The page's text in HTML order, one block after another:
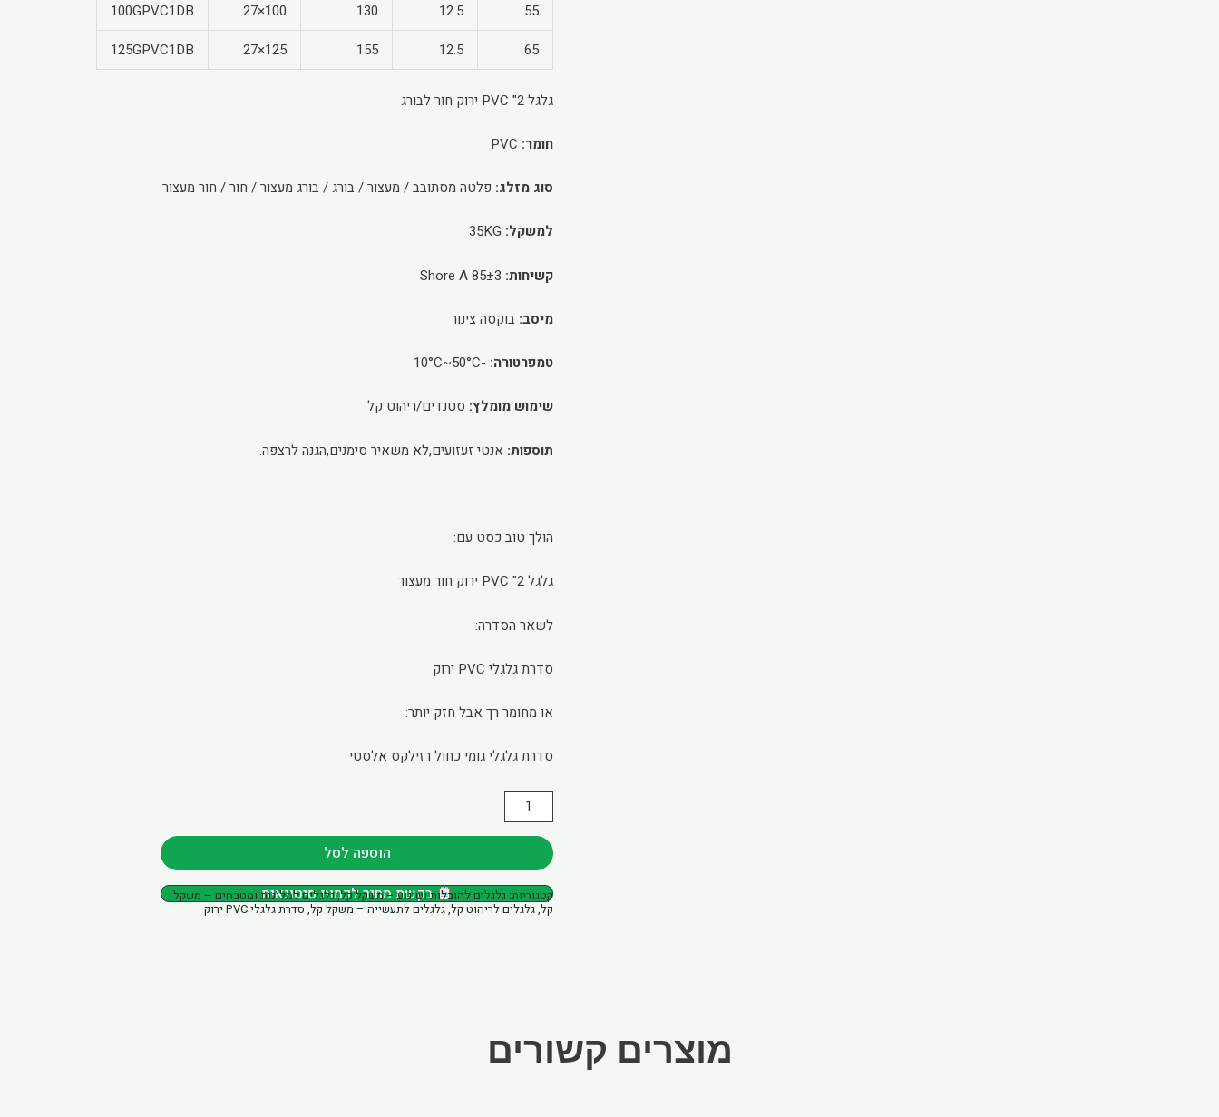
55
12.5
130
100×27
100GPVC1DB
65
12.5
155
125×27
125GPVC1DB
גלגל 2" PVC ירוק חור לבורג
חומר:
סוג מזלג: פלטה מסתובב / מעצור / בורג / בורג מעצור / חור / חור מעצור
למשקל:
קשיחות:
מיסב: בוקסה צינור
טמפרטורה: -10°C~50°C
שימוש מומלץ: סטנדים/ריהוט קל
תוספות: אנטי זעזועים,לא משאיר סימנים,הגנה לרצפה.
הולך טוב כסט עם:
גלגל 2" PVC ירוק חור מעצור
לשאר הסדרה:
סדרת גלגלי PVC ירוק
או מחומר רך אבל חזק יותר:
סדרת גלגלי גומי כחול רזילקס אלסטי
כמות
של
גלגל
2"
PVC
הוספה לסל
בקשת מחיר לכמות סיטונאית
קטגוריות: גלגלים להובלות ושינוע – משקל קל,גלגלים למלונות ומטבחים – משקל
קל,גלגלים לריהוט קל,גלגלים לתעשייה – משקל קל, סדרת גלגלי PVC ירוק
מוצרים קשורים